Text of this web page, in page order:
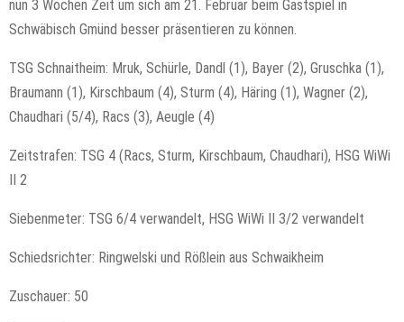
nun 3 Wochen Zeit um sich am 21. Februar beim Gastspiel in
Schwäbisch Gmünd besser präsentieren zu können.
TSG Schnaitheim: Mruk, Schürle, Dandl (1), Bayer (2), Gruschka (1),
Braumann (1), Kirschbaum (4), Sturm (4), Häring (1), Wagner (2),
Chaudhari (5/4), Racs (3), Aeugle (4)
Zeitstrafen: TSG 4 (Racs, Sturm, Kirschbaum, Chaudhari), HSG WiWi
II 2
Siebenmeter: TSG 6/4 verwandelt, HSG WiWi II 3/2 verwandelt
Schiedsrichter: Ringwelski und Rößlein aus Schwaikheim
Zuschauer: 50